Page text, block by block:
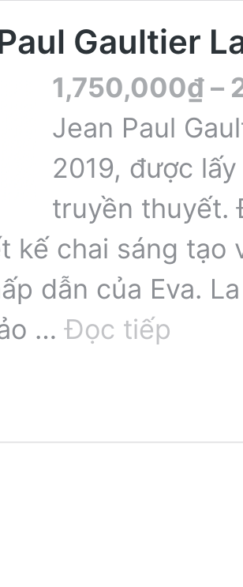
Gaultier
1,750,000₫–
Jean Paul
2019, được
truyền thuyết.
kế chai sáng tạo
dẫn của Eva.
…Đọc tiếp